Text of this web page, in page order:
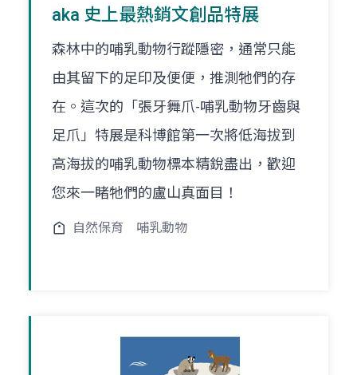
aka 史上最熱銷文創品特展
森林中的哺乳動物行蹤隱密，通常只能
由其留下的足印及便便，推測牠們的存
在。這次的「張牙舞爪-哺乳動物牙齒與
足爪」特展是科博館第一次將低海拔到
高海拔的哺乳動物標本精銳盡出，歡迎
您來一睹牠們的盧山真面目！
自然保育 哺乳動物